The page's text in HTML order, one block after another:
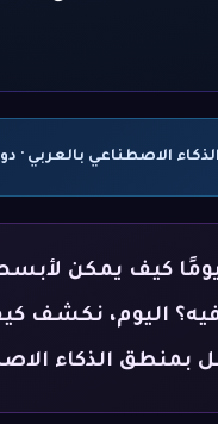
بالعربي · دورات بشهادات ·
كيف يمكن لأبسط
اليوم، نكشف
بمنطق الذكاء